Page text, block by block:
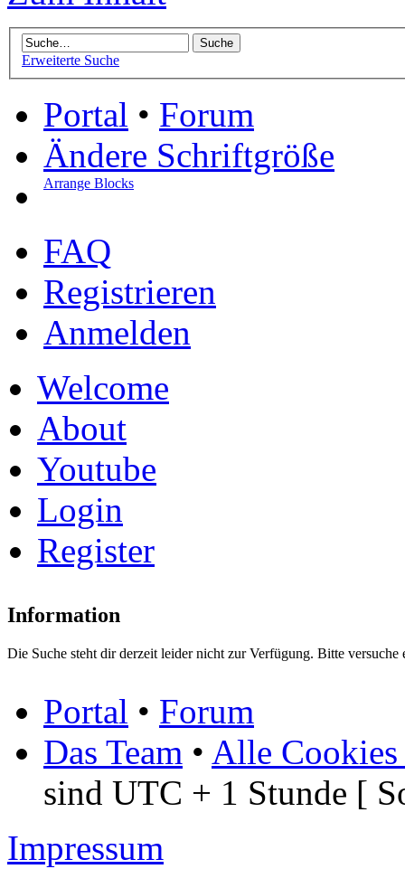
Erweiterte Suche
Portal • Forum
Ändere Schriftgröße
Arrange Blocks
FAQ
Registrieren
Anmelden
Welcome
About
Youtube
Login
Register
Information
Die Suche steht dir derzeit leider nicht zur Verfügung. Bitte versuche
Portal • Forum
Das Team • Alle Cookies
sind UTC + 1 Stunde [
Impressum